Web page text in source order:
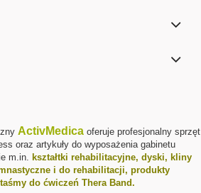
ActivMedicaoferuje profesjonalny sprzęt
oraz artykuły do wyposażenia gabinetu
m.in. kształtki rehabilitacyjne, dyski, kliny
i do rehabilitacji, produkty
taśmy do ćwiczeń Thera Band.